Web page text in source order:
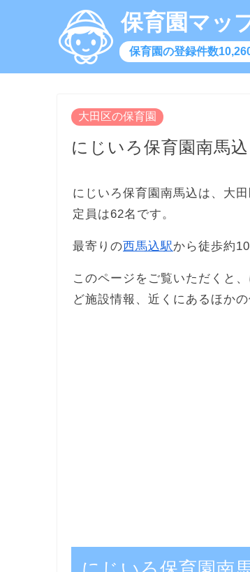
保育園マッ
保育園の登録件数
大田区の保育園
にじいろ保育園南馬込
にじいろ保育園南馬込は、大田
定員は62名です。
最寄りの西馬込駅から徒歩約
このページをご覧いただくと
ど施設情報、近くにあるほか